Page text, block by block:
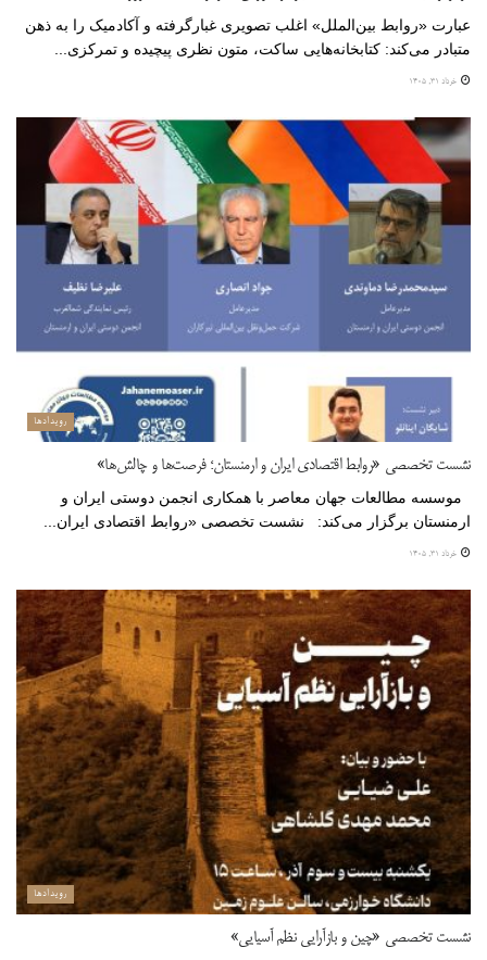
عبارت «روابط بین‌الملل» اغلب تصویری غبارگرفته و آکادمیک را به ذهن
متبادر می‌کند: کتابخانه‌هایی ساکت، متون نظری پیچیده و تمرکزی...
خرداد ۳۱, ۱۴۰۵
رویدادها
نشست تخصصی «روابط اقتصادی ایران و ارمنستان؛ فرصت‌ها و چالش‌ها»
موسسه مطالعات جهان معاصر با همکاری انجمن دوستی ایران و
ارمنستان برگزار می‌کند: نشست تخصصی «روابط اقتصادی ایران...
خرداد ۳۱, ۱۴۰۵
رویدادها
نشست تخصصی «چین و بازآرایی نظم آسیایی»